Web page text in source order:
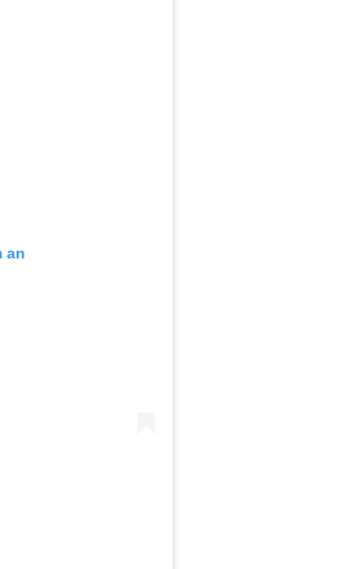
an